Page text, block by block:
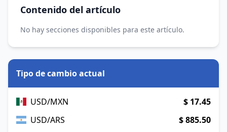
Contenido del artículo
No hay secciones disponibles para este artículo.
Tipo de cambio actual
USD/MXN
$ 17.45
USD/ARS
$ 885.50